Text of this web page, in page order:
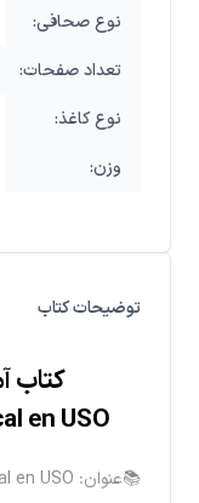
توضیحات کتاب
کتاب
en USO
📚عنوان: Competencia gramatical en USO
:نوع صحافی
:تعداد صفحات
:نوع کاغذ
:وزن